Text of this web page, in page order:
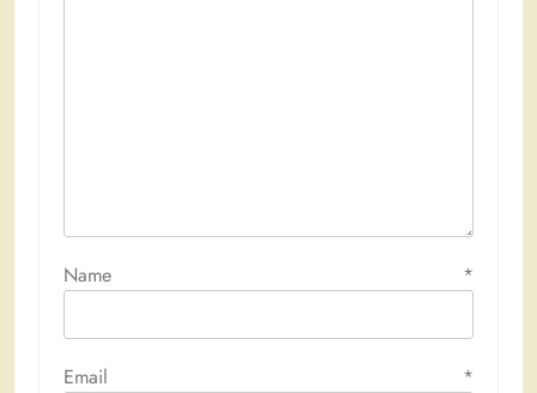
Name *
Email *